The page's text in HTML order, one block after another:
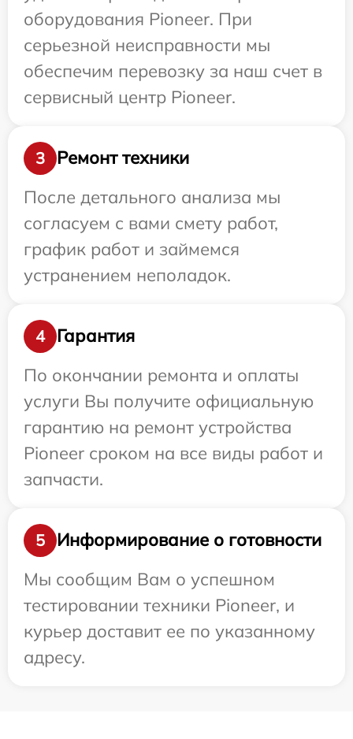
оборудования Pioneer. При
серьезной неисправности мы
обеспечим перевозку за наш счет в
сервисный центр Pioneer.
3
Ремонт техники
После детального анализа мы
согласуем с вами смету работ,
график работ и займемся
устранением неполадок.
4
Гарантия
По окончании ремонта и оплаты
услуги Вы получите официальную
гарантию на ремонт устройства
Pioneer сроком на все виды работ и
запчасти.
5
Информирование о готовности
Мы сообщим Вам о успешном
тестировании техники Pioneer, и
курьер доставит ее по указанному
адресу.